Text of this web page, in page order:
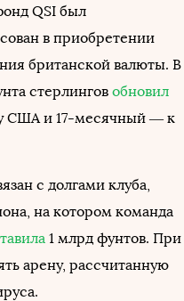
QSI был
в приобретении
британской валюты. В
стерлингов обновил
США и 17-месячный — к
с долгами клуба,
на котором команда
1 млрд фунтов. При
арену, рассчитанную